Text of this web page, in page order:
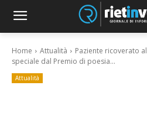
Home Attualità
Paziente ricoverato
speciale dal Premio di poesia...
Attualità